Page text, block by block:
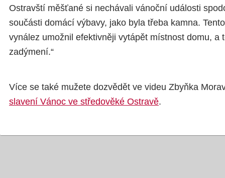
Ostravští měšťané si nechávali vánoční události
součásti domácí výbavy, jako byla třeba kamna.
vynález umožnil efektivněji vytápět místnost domu, a
zadýmení.“
Více se také mužete dozvědět ve videu Zbyňka
slavení Vánoc ve středověké Ostravě.